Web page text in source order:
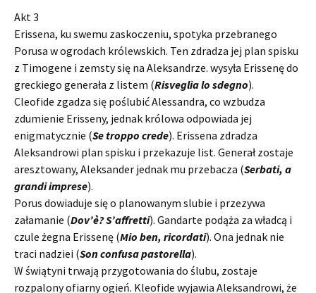
Akt 3
Erissena, ku swemu zaskoczeniu, spotyka przebranego
Porusa w ogrodach królewskich. Ten zdradza jej plan spisku
z Timogene i zemsty się na Aleksandrze. wysyła Erissenę do
greckiego generała z listem (Risveglia lo sdegno).
Cleofide zgadza się poślubić Alessandra, co wzbudza
zdumienie Erisseny, jednak królowa odpowiada jej
enigmatycznie (Se troppo crede). Erissena zdradza
Aleksandrowi plan spisku i przekazuje list. Generał zostaje
aresztowany, Aleksander jednak mu przebacza (Serbati, a
grandi imprese).
Porus dowiaduje się o planowanym slubie i przezywa
załamanie (Dov’è? S’affretti). Gandarte podąża za władcą i
czule żegna Erissenę (Mio ben, ricordati). Ona jednak nie
traci nadziei (Son confusa pastorella).
W świątyni trwają przygotowania do ślubu, zostaje
rozpalony ofiarny ogień. Kleofide wyjawia Aleksandrowi, że